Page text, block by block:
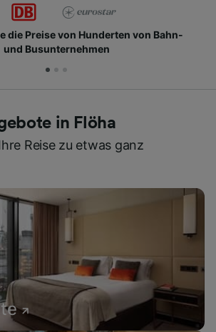
die Preise von Hunderten von Bahn-
und Busunternehmen
in Flöha
Reise zu etwas ganz